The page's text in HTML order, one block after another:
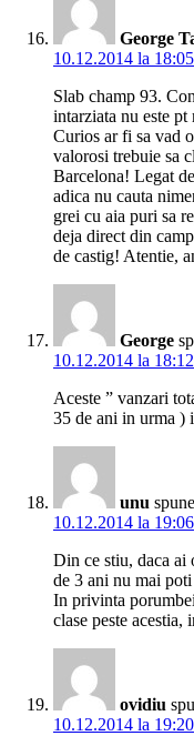
George
10.12.2014 la 18:05
Slab champ 93.
intarziata nu este
Curios ar fi sa vad
valorosi trebuie sa
Barcelona! Legat
adica nu cauta
grei cu aia puri sa
deja direct din
de castig! Atentie,
George
10.12.2014 la 18:12
Aceste ” vanzari
35 de ani in urma )
unu
10.12.2014 la 19:06
Din ce stiu, daca ai
de 3 ani nu mai
In privinta
clase peste acestia,
ovidiu
10.12.2014 la 19:20